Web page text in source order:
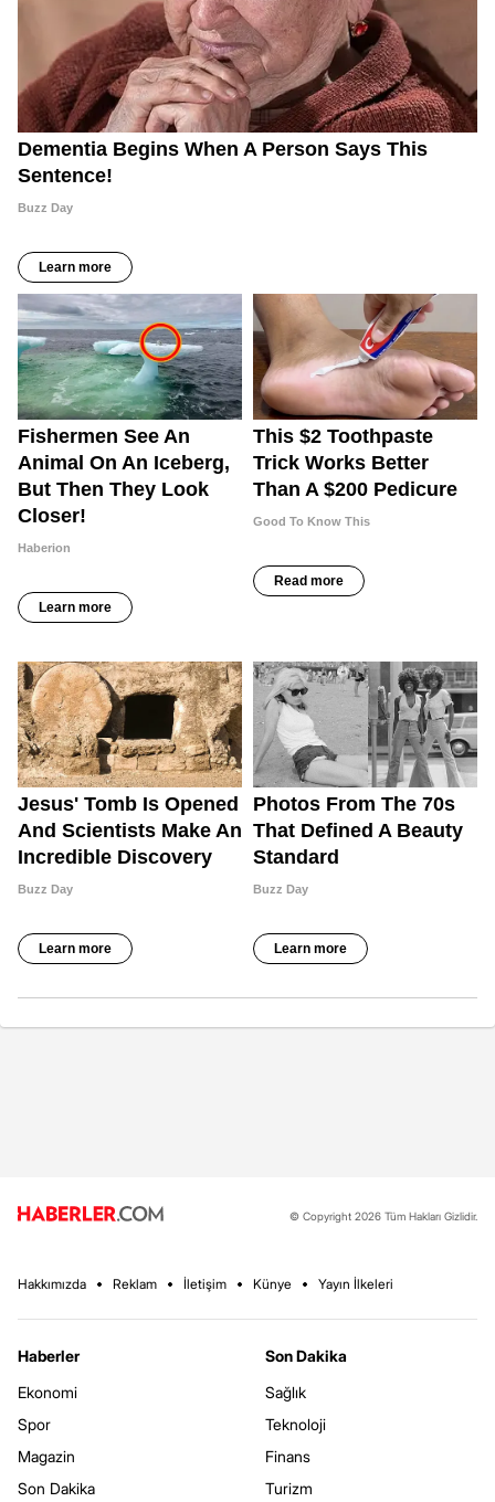
© Copyright 2026 Tüm Hakları Gizlidir.
Hakkımızda Reklam İletişim Künye Yayın İlkeleri
Haberler
Ekonomi
Spor
Magazin
Son Dakika
Son Dakika
Sağlık
Teknoloji
Finans
Turizm